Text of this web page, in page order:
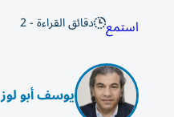
استمع دقائق القراءة - 2
يوسف أبو لوز